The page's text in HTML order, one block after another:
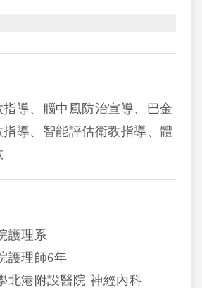
導、腦中風防治宣導、巴金
導、智能評估衛教指導、體
護理系
護理師6年
北港附設醫院 神經內科